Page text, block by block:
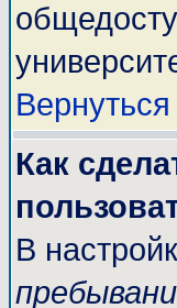
Как
В